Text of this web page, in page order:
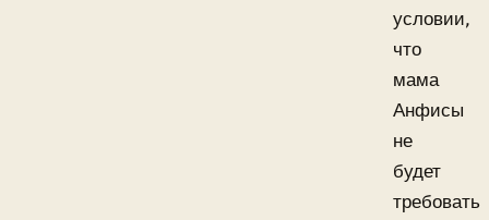
условии,
что
мама
Анфисы
не
будет
требовать